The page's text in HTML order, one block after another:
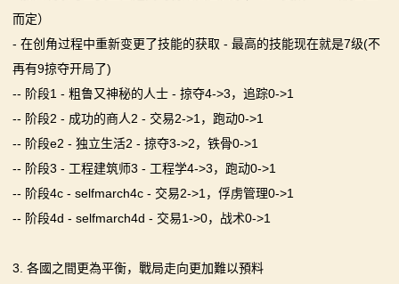
而定）
- 在创角过程中重新变更了技能的获取 - 最高的技能现在就是7级(不
再有9掠夺开局了)
-- 阶段1 - 粗鲁又神秘的人士 - 掠夺4->3，追踪0->1
-- 阶段2 - 成功的商人2 - 交易2->1，跑动0->1
-- 阶段e2 - 独立生活2 - 掠夺3->2，铁骨0->1
-- 阶段3 - 工程建筑师3 - 工程学4->3，跑动0->1
-- 阶段4c - selfmarch4c - 交易2->1，俘虏管理0->1
-- 阶段4d - selfmarch4d - 交易1->0，战术0->1
3. 各國之間更為平衡，戰局走向更加難以預料